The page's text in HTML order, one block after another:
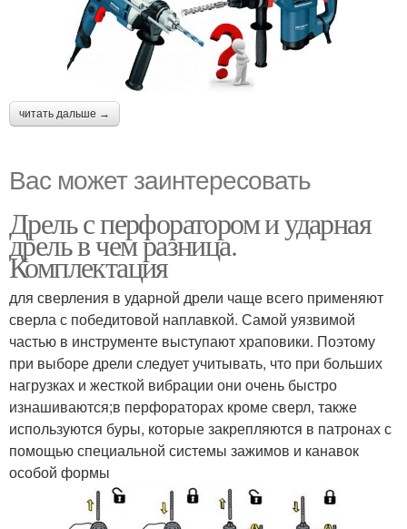
читать дальше →
Вас может заинтересовать
Дрель с перфоратором и ударная
дрель в чем разница.
Комплектация
для сверления в ударной дрели чаще всего применяют
сверла с победитовой наплавкой. Самой уязвимой
частью в инструменте выступают храповики. Поэтому
при выборе дрели следует учитывать, что при больших
нагрузках и жесткой вибрации они очень быстро
изнашиваются;в перфораторах кроме сверл, также
используются буры, которые закрепляются в патронах с
помощью специальной системы зажимов и канавок
особой формы